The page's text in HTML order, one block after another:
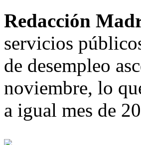
Redacción
servicios
de desempleo
noviembre, lo
a igual mes de